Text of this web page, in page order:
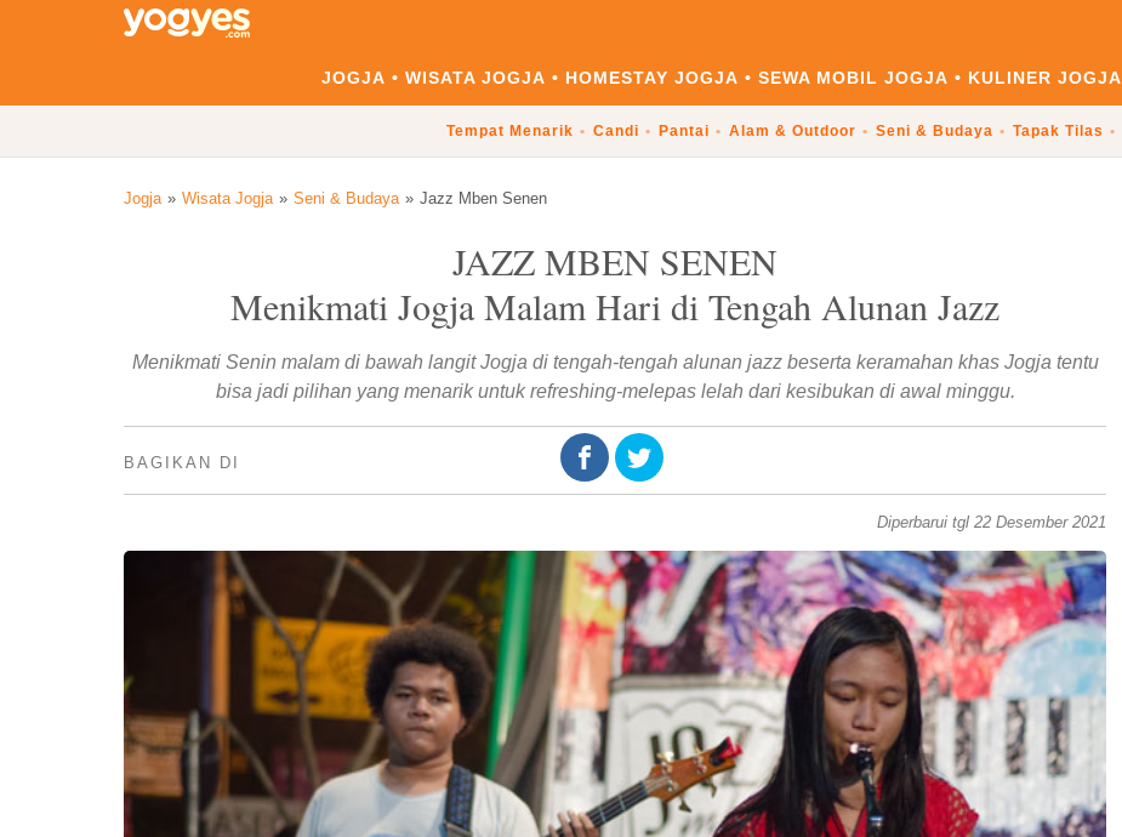
JOGJA WISATA JOGJA HOMESTAY JOGJA SEWA MOBIL JOGJA KULINER JOGJA
Tempat Menarik Candi Pantai Alam & Outdoor Seni & Budaya Tapak Tilas
Jogja Wisata Jogja Seni & Budaya Jazz Mben Senen
JAZZ MBEN SENEN
Menikmati Jogja Malam Hari di Tengah Alunan Jazz
Menikmati Senin malam di bawah langit Jogja di tengah-tengah alunan jazz beserta keramahan khas Jogja tentu
bisa jadi pilihan yang menarik untuk refreshing-melepas lelah dari kesibukan di awal minggu.
BAGIKAN DI
Diperbarui tgl 22 Desember 2021